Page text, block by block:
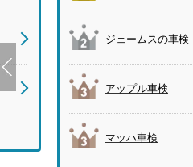
ジェームスの車検
アップル車検
マッハ車検